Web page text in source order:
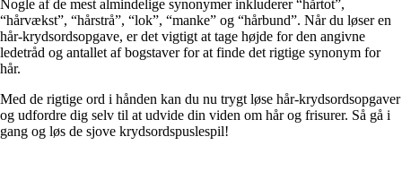
Nogle af de mest almindelige synonymer inkluderer “hårtot”,
“hårvækst”, “hårstrå”, “lok”, “manke” og “hårbund”. Når du løser en
hår-krydsordsopgave, er det vigtigt at tage højde for den angivne
ledetråd og antallet af bogstaver for at finde det rigtige synonym for
hår.
Med de rigtige ord i hånden kan du nu trygt løse hår-krydsordsopgaver
og udfordre dig selv til at udvide din viden om hår og frisurer. Så gå i
gang og løs de sjove krydsordspuslespil!